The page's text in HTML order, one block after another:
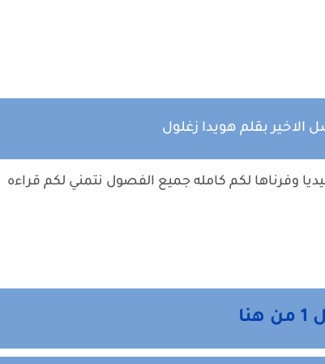
بقلم هويدا زغلول
وفرناها لكم كامله جميع الفصول نتمني لكم قراءه